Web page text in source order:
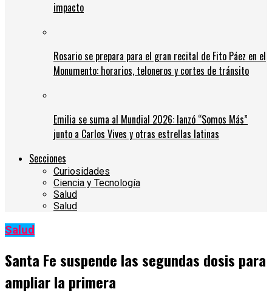
impacto
Rosario se prepara para el gran recital de Fito Páez en el
Monumento: horarios, teloneros y cortes de tránsito
Emilia se suma al Mundial 2026: lanzó “Somos Más”
junto a Carlos Vives y otras estrellas latinas
Secciones
Curiosidades
Ciencia y Tecnología
Salud
Salud
Salud
Santa Fe suspende las segundas dosis para
ampliar la primera